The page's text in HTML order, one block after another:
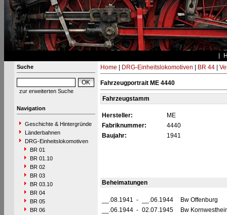
Suche
zur erweiterten Suche
Navigation
Geschichte & Hintergründe
Länderbahnen
DRG-Einheitslokomotiven
BR 01
BR 01.10
BR 02
BR 03
BR 03.10
BR 04
BR 05
BR 06
Home DRG-Einheitslokomotiven BR 44|
Fahrzeugportrait ME 4440
Fahrzeugstamm
Hersteller:
ME
Fabriknummer:
4440
Baujahr:
1941
Beheimatungen
__.08.1941 - __.06.1944
Bw Offenburg
__.06.1944 - 02.07.1945
Bw